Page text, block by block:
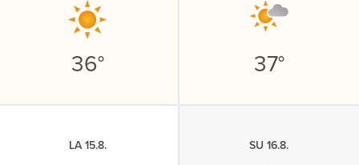
36° 37°
LA 15.8. SU 16.8.